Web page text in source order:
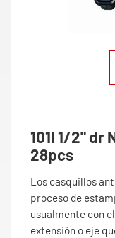
101I 1/2" dr
28pcs
Los casquillos
proceso de
usualmente con
extensión o eje